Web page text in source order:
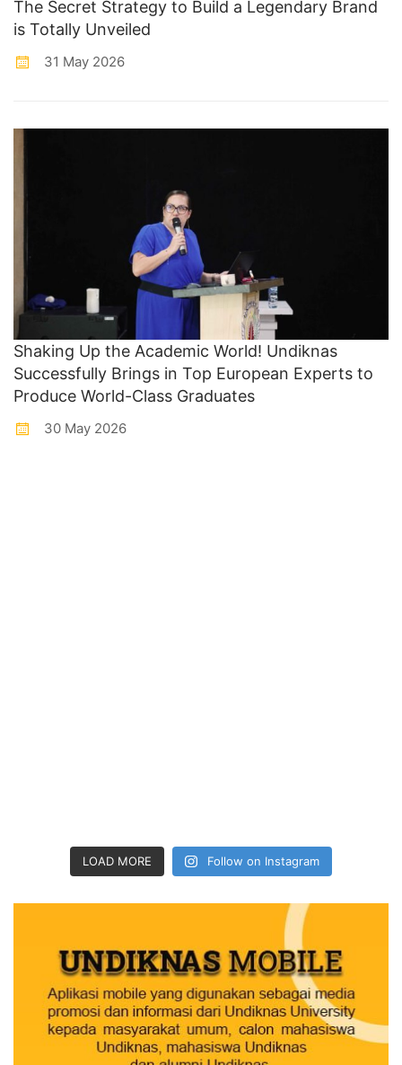
The Secret Strategy to Build a Legendary Brand
is Totally Unveiled
31 May 2026
Shaking Up the Academic World! Undiknas
Successfully Brings in Top European Experts to
Produce World-Class Graduates
30 May 2026
LOAD MORE Follow on Instagram